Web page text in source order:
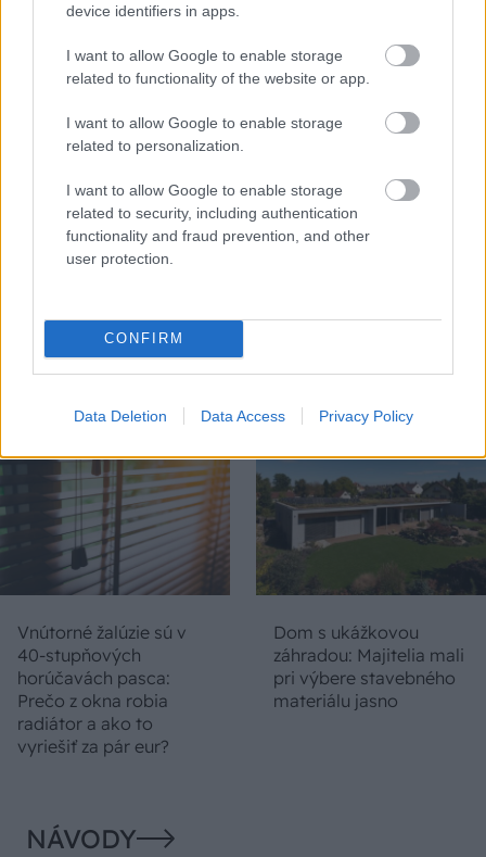
device identifiers in apps.
I want to allow Google to enable storage
related to functionality of the website or app.
I want to allow Google to enable storage
related to personalization.
I want to allow Google to enable storage
related to security, including authentication
functionality and fraud prevention, and other
user protection.
CONFIRM
Data Deletion Data Access Privacy Policy
DOM
alebo meniť kotol?
Návod, ako v nových
dotačných výzvach
zatepliť dom
Multipor ETX
Vnútorné žalúzie sú v
40-stupňových
horúčavách pasca:
Prečo z okna robia
radiátor a ako to
vyriešiť za pár eur?
Dom s ukážkovou
záhradou: Majitelia mali
pri výbere stavebného
materiálu jasno
NÁVODY